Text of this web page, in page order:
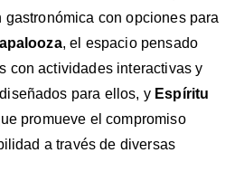
con opciones para
, el espacio pensado
con actividades interactivas y
para ellos, y Espíritu
promueve el compromiso
a través de diversas